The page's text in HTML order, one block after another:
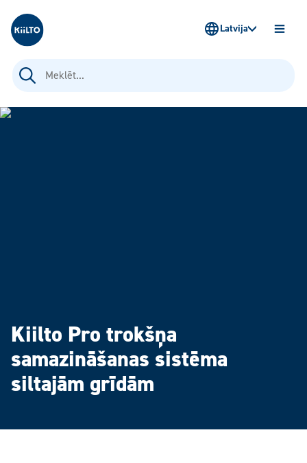
Kiilto Latvija
Meklēt:
Latvija
Kiilto Pro trokšņa
samazināšanas sistēma
siltajām grīdām